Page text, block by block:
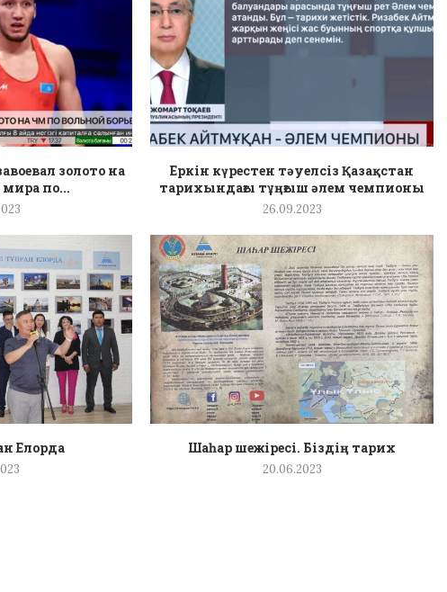
золото на
по...
Еркін күрестен тәуелсіз Қазақстан
тарихындағы тұңғыш әлем чемпионы
26.09.2023
Елорда Шаһар шежіресі. Біздің тарих
20.06.2023